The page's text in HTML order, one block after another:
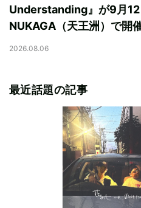
Understanding』が9月12
NUKAGA（天王洲）で開
2026.08.06
最近話題の記事